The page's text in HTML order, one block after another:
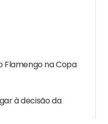
Flamengo na Copa
à decisão da